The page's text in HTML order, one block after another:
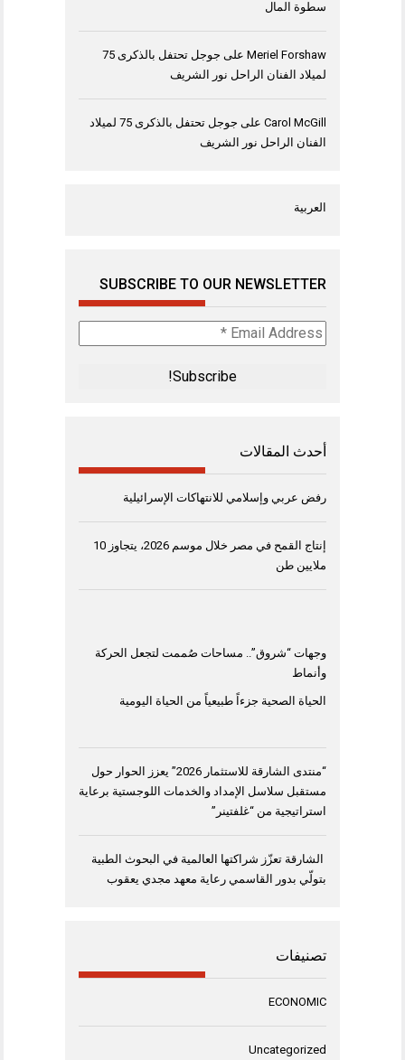
سطوة المال
Meriel Forshaw على
جوجل تحتفل بالذكرى 75
لميلاد الفنان الراحل نور الشريف
Carol McGill على
جوجل تحتفل بالذكرى 75 لميلاد
الفنان الراحل نور الشريف
العربية
SUBSCRIBE TO OUR NEWSLETTER
Email
Address
أحدث المقالات
رفض عربي وإسلامي للانتهاكات الإسرائيلية
إنتاج القمح في مصر خلال موسم 2026، يتجاوز 10
ملايين طن
وجهات “شروق”.. مساحات صُممت لتجعل الحركة
وأنماط
الحياة الصحية جزءاً طبيعياً من الحياة اليومية
“منتدى الشارقة للاستثمار 2026” يعزز الحوار حول
مستقبل سلاسل الإمداد والخدمات اللوجستية برعاية
استراتيجية من “غلفتينر”
الشارقة تعزّز شراكتها العالمية في البحوث الطبية
بتولّي بدور القاسمي رعاية معهد مجدي يعقوب
تصنيفات
ECONOMIC
Uncategorized